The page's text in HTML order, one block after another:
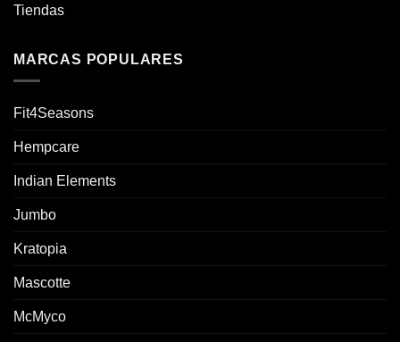
Tiendas
MARCAS POPULARES
Fit4Seasons
Hempcare
Indian Elements
Jumbo
Kratopia
Mascotte
McMyco